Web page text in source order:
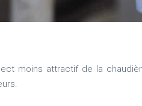
moins attractif de la